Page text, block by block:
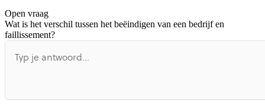
De uitleg gaat te langzaam
Afspelen werkte niet
Open vraag
Wat is het verschil tussen het beëindigen van een bedrijf en
faillissement?